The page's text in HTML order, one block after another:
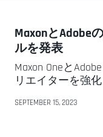
MaxonとAdobe
ルを発表
Maxon Oneと
リエイターを強化
SEPTEMBER 15, 2023